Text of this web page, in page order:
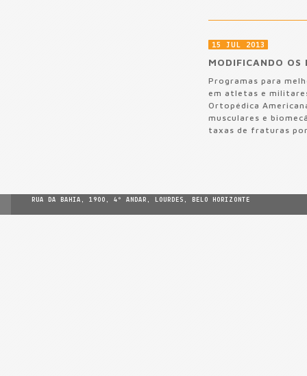
15 JUL 2013
MODIFICANDO OS
Programas para
em atletas e
Ortopédica
musculares e
taxas de fraturas
RUA DA BAHIA, 1900, 4º ANDAR, LOURDES, BELO HORIZONTE